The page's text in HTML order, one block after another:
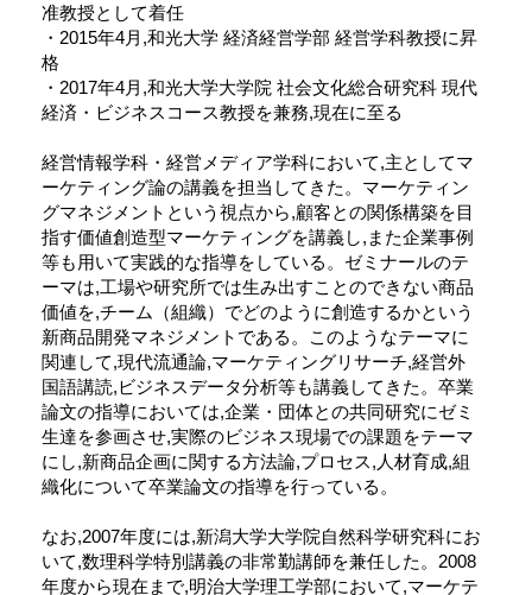
准教授として着任
・2015年4月,和光大学 経済経営学部 経営学科教授に昇
格
・2017年4月,和光大学大学院 社会文化総合研究科 現代
経済・ビジネスコース教授を兼務,現在に至る
経営情報学科・経営メディア学科において,主としてマ
ーケティング論の講義を担当してきた。マーケティン
グマネジメントという視点から,顧客との関係構築を目
指す価値創造型マーケティングを講義し,また企業事例
等も用いて実践的な指導をしている。ゼミナールのテ
ーマは,工場や研究所では生み出すことのできない商品
価値を,チーム（組織）でどのように創造するかという
新商品開発マネジメントである。このようなテーマに
関連して,現代流通論,マーケティングリサーチ,経営外
国語講読,ビジネスデータ分析等も講義してきた。卒業
論文の指導においては,企業・団体との共同研究にゼミ
生達を参画させ,実際のビジネス現場での課題をテーマ
にし,新商品企画に関する方法論,プロセス,人材育成,組
織化について卒業論文の指導を行っている。
なお,2007年度には,新潟大学大学院自然科学研究科にお
いて,数理科学特別講義の非常勤講師を兼任した。2008
年度から現在まで,明治大学理工学部において,マーケテ